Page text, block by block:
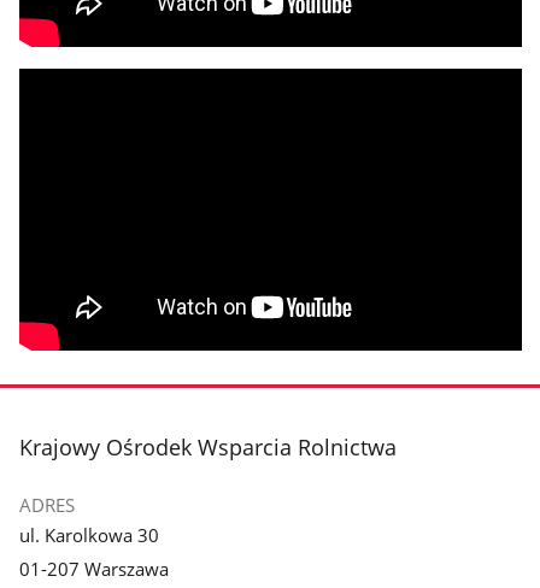
stopka
Krajowy Ośrodek Wsparcia Rolnictwa
ADRES
ul. Karolkowa 30
01-207 Warszawa